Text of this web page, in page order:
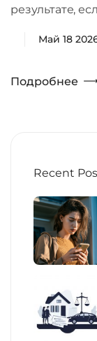
результате,
Май 18
Подробнее
Recent